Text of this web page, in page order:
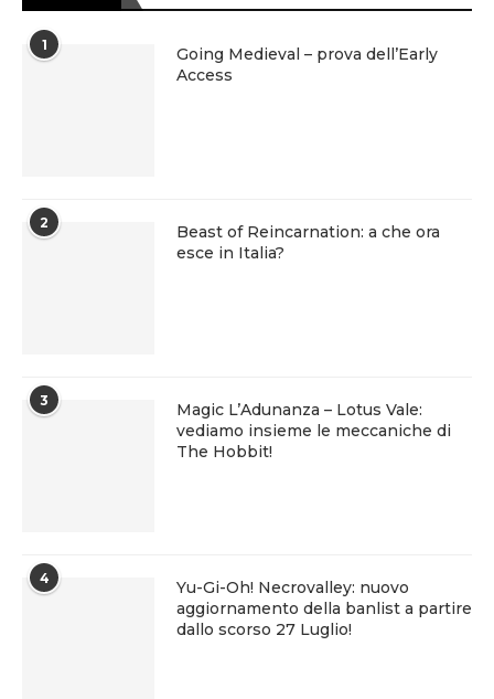
1
Going Medieval – prova dell’Early
Access
2
Beast of Reincarnation: a che ora
esce in Italia?
3
Magic L’Adunanza – Lotus Vale:
vediamo insieme le meccaniche di
The Hobbit!
4
Yu-Gi-Oh! Necrovalley: nuovo
aggiornamento della banlist a partire
dallo scorso 27 Luglio!